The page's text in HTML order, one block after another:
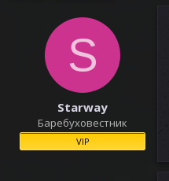
а
ч
а
л
S
Starway
Баребуховестник
VIP